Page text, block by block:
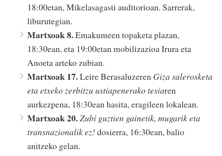
18:00etan, Mikelasagasti auditorioan. Sarrerak,
liburutegian.
Martxoak 8.Emakumeen topaketa plazan,
18:30ean, eta 19:00etan mobilizazioa Irura eta
Anoeta arteko zubian.
Martxoak 17.Leire Berasaluzeren Giza salerosketa
eta etxeko zerbitzu ustiapenerako tesiaren
aurkezpena, 18:30ean hasita, eragileen lokalean.
Martxoak 20.Zubi guztien gainetik, mugarik eta
transnazionalik ez!dosierra, 16:30ean, balio
anitzeko gelan.